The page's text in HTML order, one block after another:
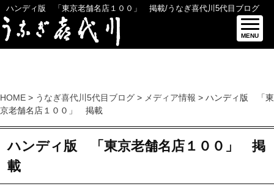
ハンディ版 「東京老舗名店１００」 掲載/うなぎ喜代川5代目ブログ
MENU
HOME > うなぎ喜代川5代目ブログ > メディア情報 > ハンディ版 「東
京老舗名店１００」 掲載
ハンディ版 「東京老舗名店１００」 掲
載